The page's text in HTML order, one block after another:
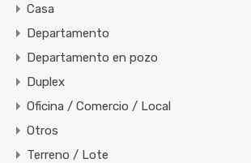
Casa
Departamento
Departamento en pozo
Duplex
Oficina / Comercio / Local
Otros
Terreno / Lote